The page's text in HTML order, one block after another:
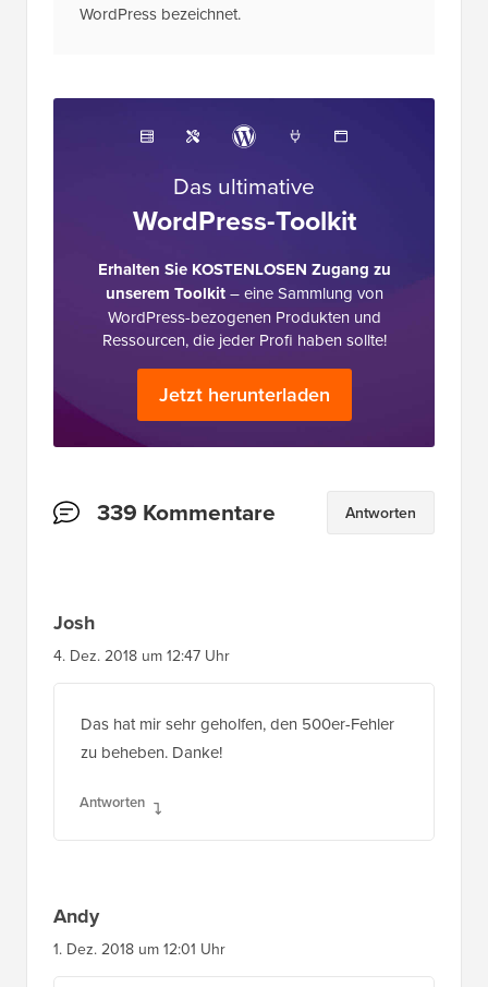
WordPress bezeichnet.
Das ultimative
WordPress-Toolkit
Erhalten Sie KOSTENLOSEN Zugang zu
unserem Toolkit– eine Sammlung von
WordPress-bezogenen Produkten und
Ressourcen, die jeder Profi haben sollte!
Jetzt herunterladen
Leserinteraktionen
339 Kommentare Antworten
Josh
4. Dez. 2018 um 12:47 Uhr
Das hat mir sehr geholfen, den 500er-Fehler
zu beheben. Danke!
Antworten
Andy
1. Dez. 2018 um 12:01 Uhr